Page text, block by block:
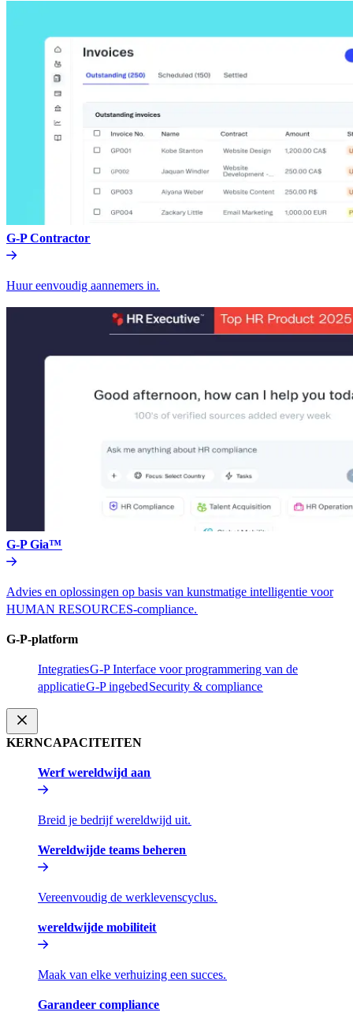
G-P Contractor​​
Huur eenvoudig aannemers in.​​
G-P Gia™​​
Advies en oplossingen op basis van kunstmatige intelligentie voor
HUMAN RESOURCES-compliance.​​
G-P-platform​​
Integraties​​G-P Interface voor programmering van de
applicatie​​G-P ingebed​​Security & compliance​​
KERNCAPACITEITEN​​
Werf wereldwijd aan​​
Breid je bedrijf wereldwijd uit.​​
Wereldwijde teams beheren​​
Vereenvoudig de werklevenscyclus.​​
wereldwijde mobiliteit​​
Maak van elke verhuizing een succes.​​
Garandeer compliance​​